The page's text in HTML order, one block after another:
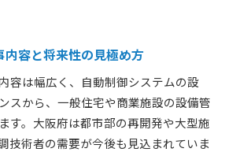
容と将来性の見極め方
容は幅広く、自動制御システムの設
スから、一般住宅や商業施設の設備管
す。大阪府は都市部の再開発や大型施
技術者の需要が今後も見込まれていま